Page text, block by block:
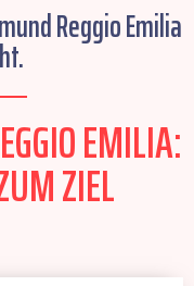
Reggio Emilia
EMILIA:
ZIEL